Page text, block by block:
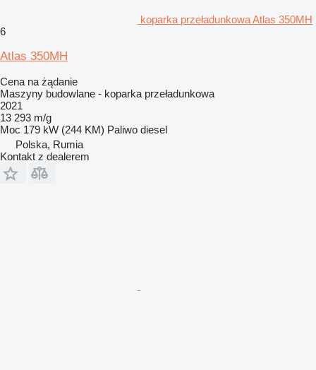
koparka przeładunkowa Atlas 350MH
6
Atlas 350MH
Cena na żądanie
Maszyny budowlane - koparka przeładunkowa
2021
13 293 m/g
Moc 179 kW (244 KM) Paliwo diesel
Polska, Rumia
Kontakt z dealerem